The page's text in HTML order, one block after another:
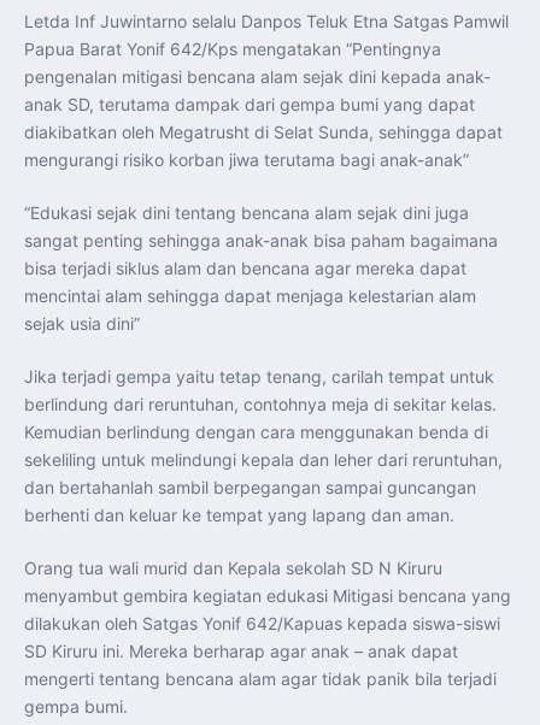
Kepala Badan Gizi Nasional
Presiden Prabowo Lantik Sudaryono sebagai Kepala
Badan Gizi Nasional
Presiden Prabowo Tekankan Integritas dan Loyalitas
sebagai Pedoman Utama Perwira TNI-Polri
Presiden Prabowo Lantik 1.177 Perwira Remaja TNI-Polri
pada Upacara Praspa 2026
Mensesneg Tegaskan Komitmen Pemerintah Bangun
Ekosistem Kendaraan Listrik Nasional
Pemerintah dan DPR Sepakati RUU PFII Lanjut ke
Pembicaraan Tingkat II di Rapat Paripurna
Pemerintah Tetapkan Minimal 60 Persen Gas Blok
Masela untuk Kebutuhan Domestik
Presiden Prabowo: “Indonesia di Jalur Tepat untuk
Wujudkan Penghapusan Kemiskinan dan Kelaparan”
Presiden Prabowo Tegaskan Pembenahan Kebocoran
Ekonomi Demi Lindungi Kekayaan Negara dan
Presiden Prabowo Jadikan Sidang Kabinet Paripurna
Momentum Evaluasi Kinerja Pemerintah Menuju Tahun
Kedua
Letda Inf Juwintarno selalu Danpos Teluk Etna Satgas Pamwil
Papua Barat Yonif 642/Kps mengatakan “Pentingnya
pengenalan mitigasi bencana alam sejak dini kepada anak-
anak SD, terutama dampak dari gempa bumi yang dapat
diakibatkan oleh Megatrusht di Selat Sunda, sehingga dapat
mengurangi risiko korban jiwa terutama bagi anak-anak”
“Edukasi sejak dini tentang bencana alam sejak dini juga
sangat penting sehingga anak-anak bisa paham bagaimana
bisa terjadi siklus alam dan bencana agar mereka dapat
mencintai alam sehingga dapat menjaga kelestarian alam
sejak usia dini”
Jika terjadi gempa yaitu tetap tenang, carilah tempat untuk
berlindung dari reruntuhan, contohnya meja di sekitar kelas.
Kemudian berlindung dengan cara menggunakan benda di
sekeliling untuk melindungi kepala dan leher dari reruntuhan,
dan bertahanlah sambil berpegangan sampai guncangan
berhenti dan keluar ke tempat yang lapang dan aman.
Orang tua wali murid dan Kepala sekolah SD N Kiruru
menyambut gembira kegiatan edukasi Mitigasi bencana yang
dilakukan oleh Satgas Yonif 642/Kapuas kepada siswa-siswi
SD Kiruru ini. Mereka berharap agar anak – anak dapat
mengerti tentang bencana alam agar tidak panik bila terjadi
gempa bumi.